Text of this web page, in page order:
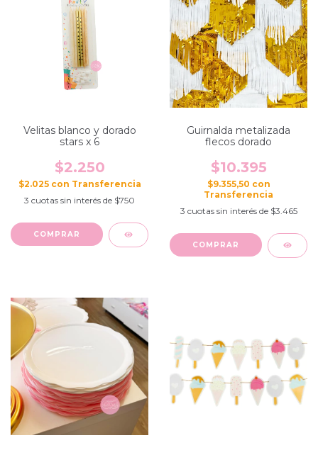
Velitas blanco y dorado
stars x 6
$2.250
$2.025 con
3 cuotas sin interés de $750
Guirnalda metalizada
flecos dorado
$10.395
$9.355,50 con
3 cuotas sin interés de $3.465